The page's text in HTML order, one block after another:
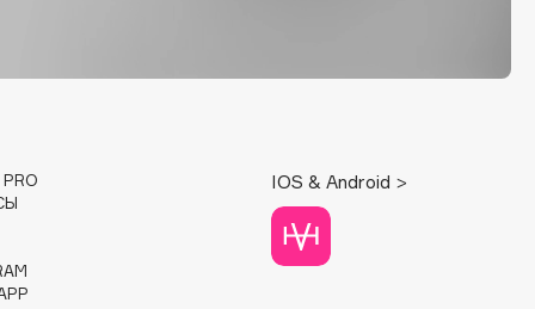
PRO
IOS & Android >